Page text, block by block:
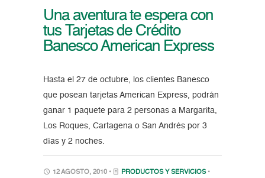
Una aventura te espera con
tus Tarjetas de Crédito
Banesco American Express
Hasta el 27 de octubre, los clientes Banesco
que posean tarjetas American Express, podrán
ganar 1 paquete para 2 personas a Margarita,
Los Roques, Cartagena o San Andrés por 3
días y 2 noches.
12 AGOSTO, 2010 • PRODUCTOS Y SERVICIOS •